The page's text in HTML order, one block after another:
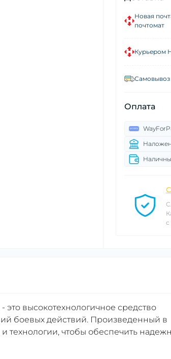
Новая
почтомат
Курьером
Самовывоз
Оплата
с
- это высокотехнологичное средство
боевых действий. Произведенный в
технологии, чтобы обеспечить